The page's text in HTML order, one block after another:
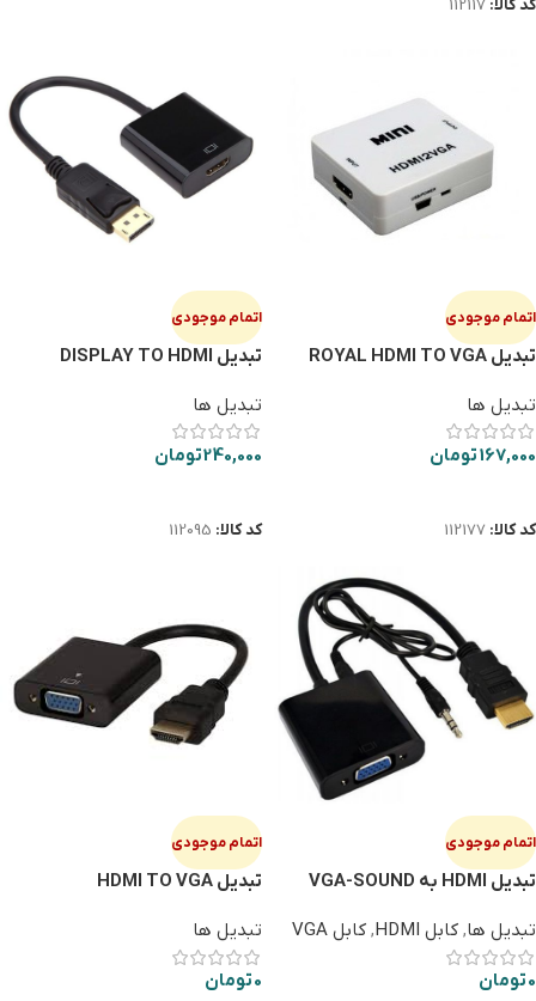
کد کالا: 112117
اتمام موجودی
تبدیل ROYAL HDMI TO VGA
تبدیل ها
167,000تومان
کد کالا: 112177
اتمام موجودی
تبدیل DISPLAY TO HDMI
تبدیل ها
240,000تومان
کد کالا: 112095
اتمام موجودی
تبدیل HDMI به VGA-SOUND
تبدیل ها, کابل HDMI , کابل VGA
0تومان
اتمام موجودی
تبدیل HDMI TO VGA
تبدیل ها
0تومان